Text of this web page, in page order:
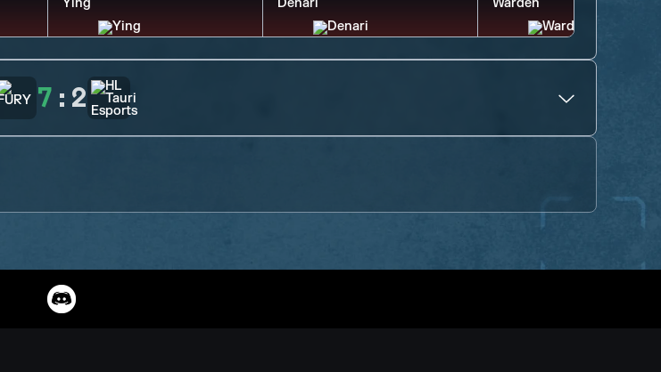
7 : 2